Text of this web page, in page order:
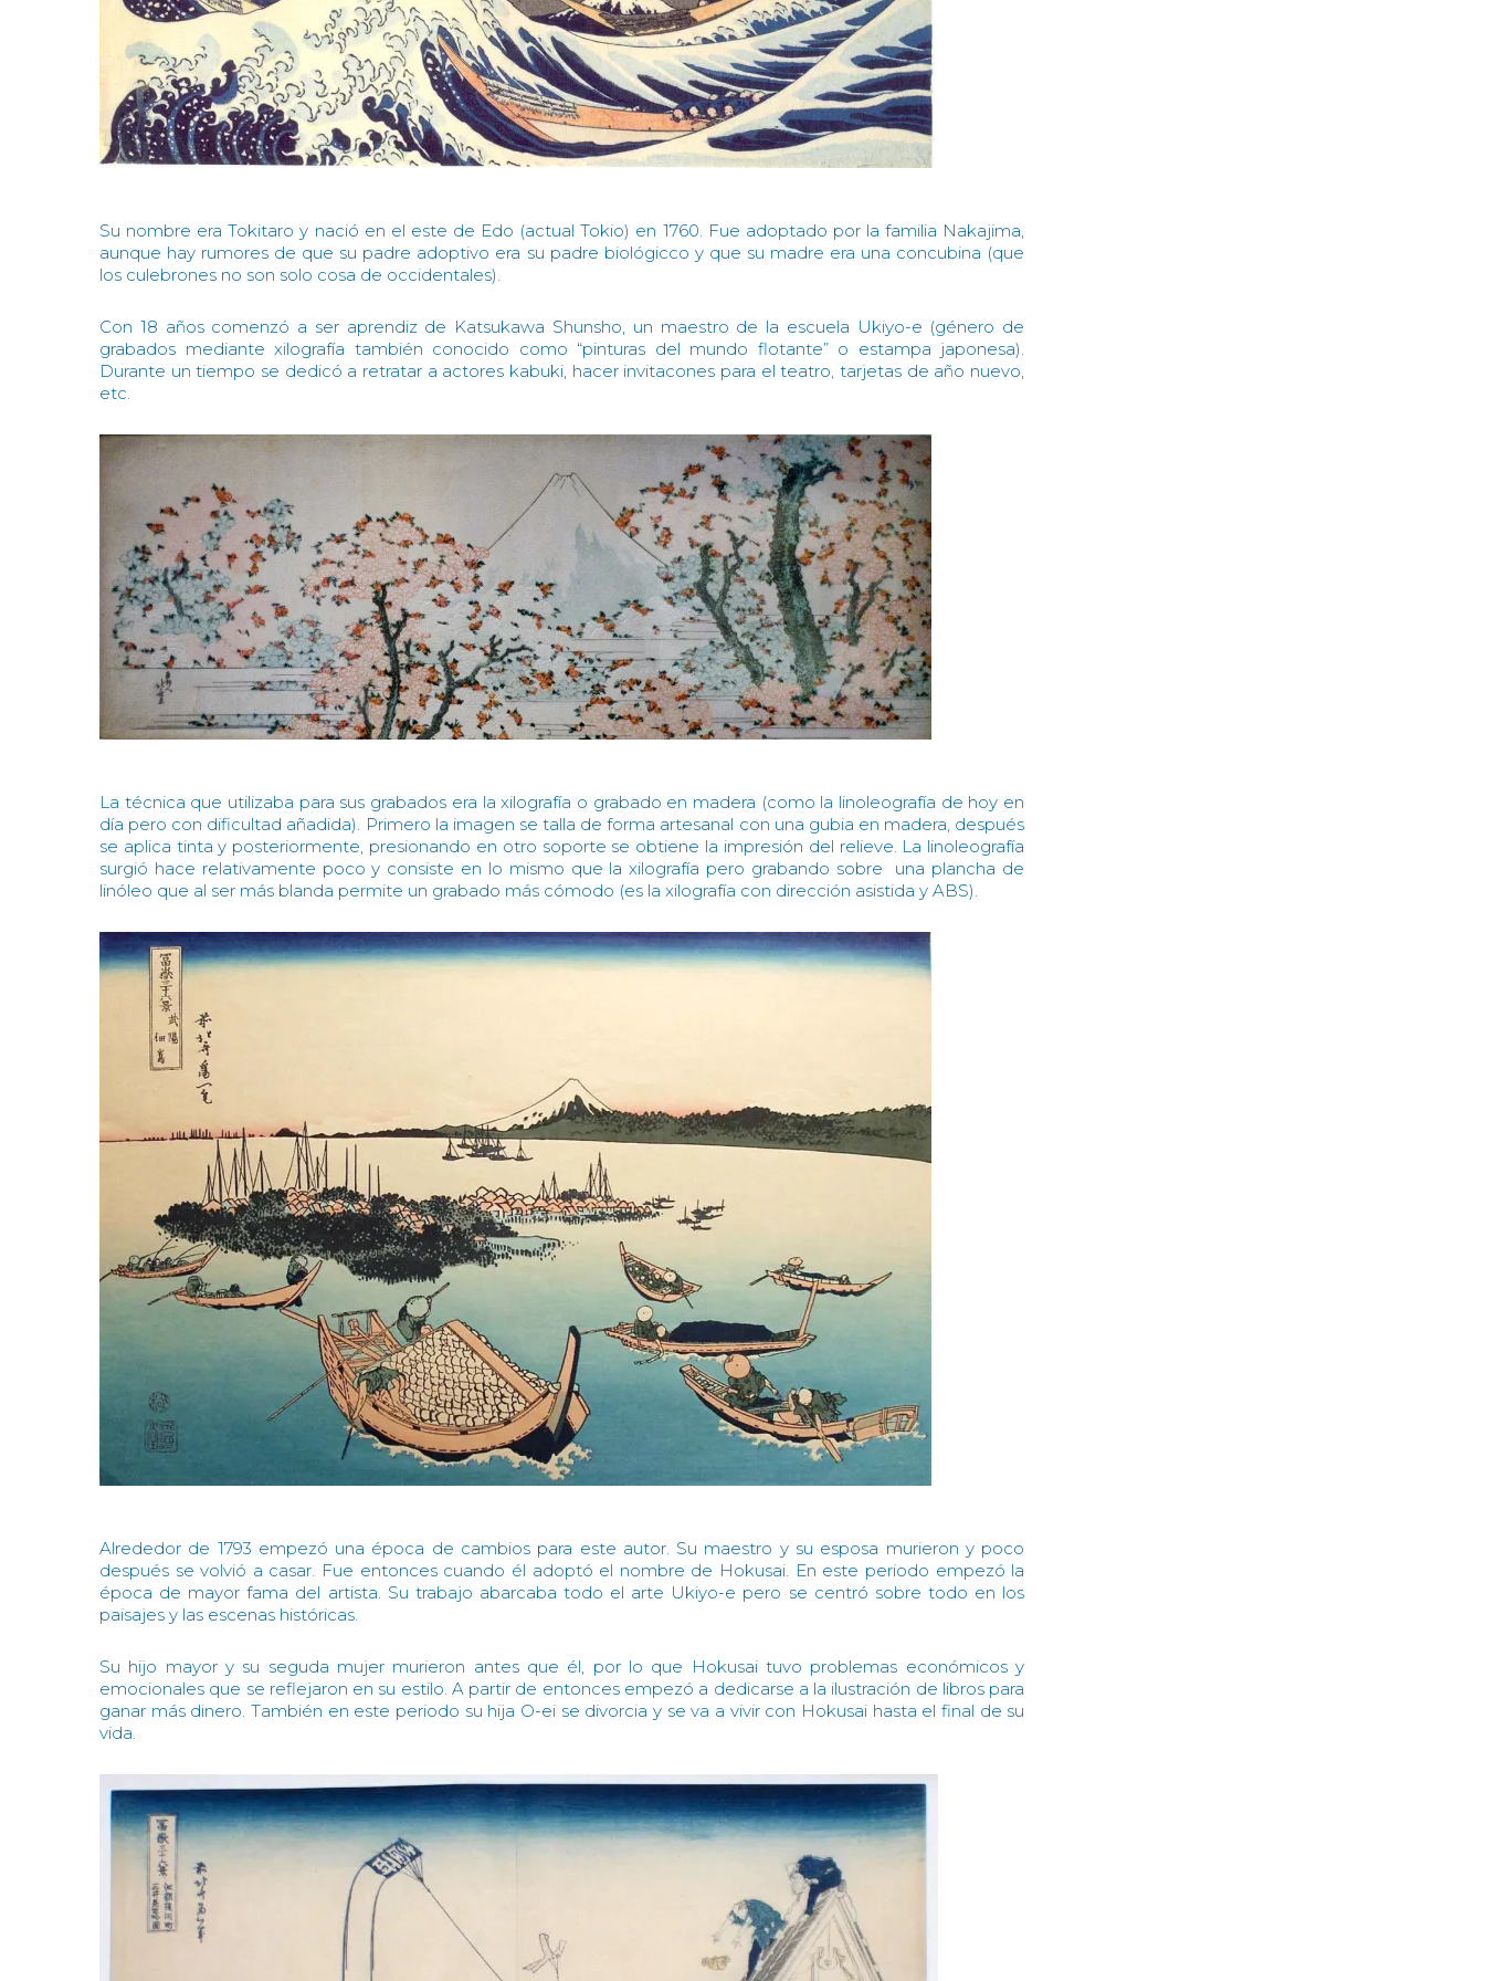
Su nombre era Tokitaro y nació en el este de Edo (actual Tokio) en 1760. Fue adoptado por la familia Nakajima,
aunque hay rumores de que su padre adoptivo era su padre biológicco y que su madre era una concubina (que
los culebrones no son solo cosa de occidentales).
Con 18 años comenzó a ser aprendiz de Katsukawa Shunsho, un maestro de la escuela Ukiyo-e (género de
grabados mediante xilografía también conocido como “pinturas del mundo flotante” o estampa japonesa).
Durante un tiempo se dedicó a retratar a actores kabuki, hacer invitacones para el teatro, tarjetas de año nuevo,
etc.
La técnica que utilizaba para sus grabados era la xilografía o grabado en madera (como la linoleografía de hoy en
día pero con dificultad añadida). Primero la imagen se talla de forma artesanal con una gubia en madera, después
se aplica tinta y posteriormente, presionando en otro soporte se obtiene la impresión del relieve. La linoleografía
surgió hace relativamente poco y consiste en lo mismo que la xilografía pero grabando sobre una plancha de
linóleo que al ser más blanda permite un grabado más cómodo (es la xilografía con dirección asistida y ABS).
Alrededor de 1793 empezó una época de cambios para este autor. Su maestro y su esposa murieron y poco
después se volvió a casar. Fue entonces cuando él adoptó el nombre de Hokusai. En este periodo empezó la
época de mayor fama del artista. Su trabajo abarcaba todo el arte Ukiyo-e pero se centró sobre todo en los
paisajes y las escenas históricas.
Su hijo mayor y su seguda mujer murieron antes que él, por lo que Hokusai tuvo problemas económicos y
emocionales que se reflejaron en su estilo. A partir de entonces empezó a dedicarse a la ilustración de libros para
ganar más dinero. También en este periodo su hija O-ei se divorcia y se va a vivir con Hokusai hasta el final de su
vida.